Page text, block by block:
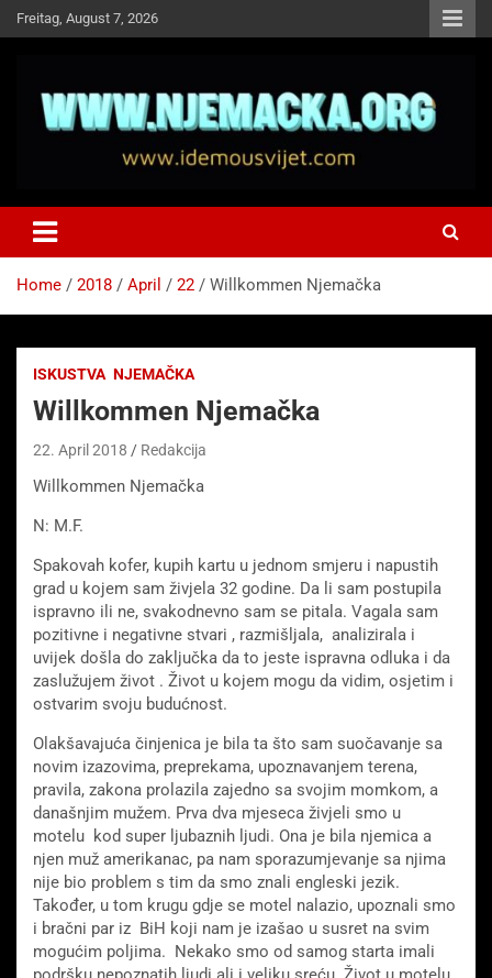
Skip
to
Freitag, August 7, 2026
Idemo u Svijet-Njemacka!
Home 2018 April 22 Willkommen Njemačka
ISKUSTVA NJEMAČKA
Willkommen Njemačka
22. April 2018 Redakcija
Willkommen Njemačka
N: M.F.
Spakovah kofer, kupih kartu u jednom smjeru i napustih
grad u kojem sam živjela 32 godine. Da li sam postupila
ispravno ili ne, svakodnevno sam se pitala. Vagala sam
pozitivne i negativne stvari , razmišljala, analizirala i
uvijek došla do zaključka da to jeste ispravna odluka i da
zaslužujem život . Život u kojem mogu da vidim, osjetim i
ostvarim svoju budućnost.
Olakšavajuća činjenica je bila ta što sam suočavanje sa
novim izazovima, preprekama, upoznavanjem terena,
pravila, zakona prolazila zajedno sa svojim momkom, a
današnjim mužem. Prva dva mjeseca živjeli smo u
motelu kod super ljubaznih ljudi. Ona je bila njemica a
njen muž amerikanac, pa nam sporazumjevanje sa njima
nije bio problem s tim da smo znali engleski jezik.
Također, u tom krugu gdje se motel nalazio, upoznali smo
i bračni par iz BiH koji nam je izašao u susret na svim
mogućim poljima. Nekako smo od samog starta imali